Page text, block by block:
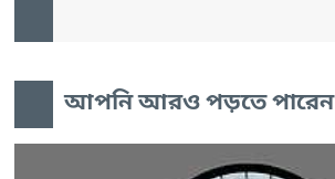
আপনি আরও পড়তে পারেন